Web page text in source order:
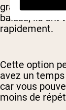
grande force
baisse, ils ont
rapidement.
Cette option
avez un
car vous
moins de